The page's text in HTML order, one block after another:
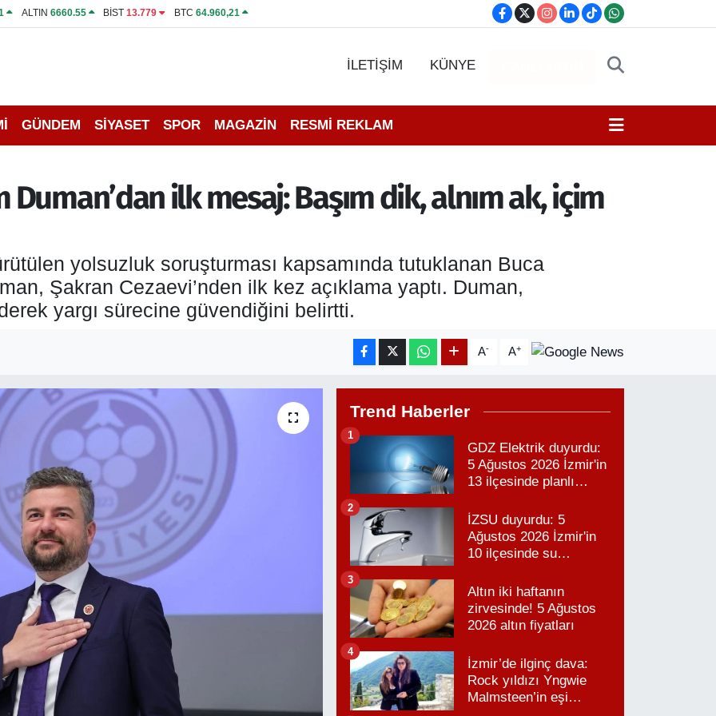
ALTIN 6660.55 BİST13.779 BTC 64.960,21
İLETİŞİM KÜNYE
GÜNDEM SİYASET SPOR MAGAZİN RESMİ REKLAM
ilk mesaj: Başım dik, alnım ak, içim
yolsuzluk soruşturması kapsamında tutuklanan Buca
Şakran Cezaevi’nden ilk kez açıklama yaptı. Duman,
yargı sürecine güvendiğini belirtti.
A- A+
Trend Haberler
GDZ Elektrik duyurdu:
5 Ağustos 2026 İzmir'in
13 ilçesinde planlı
1
İZSU duyurdu: 5
Ağustos 2026 İzmir'in
10 ilçesinde su
2
Altın iki haftanın
zirvesinde! 5 Ağustos
2026 altın fiyatları
3
İzmir’de ilginç dava:
Rock yıldızı Yngwie
Malmsteen’in eşi
4